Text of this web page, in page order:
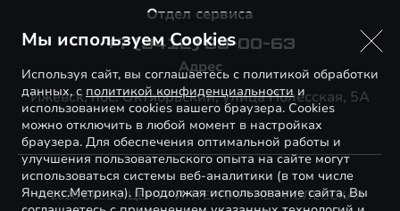
Отдел сервиса
+7 (3412) 63-00-63
Адрес
Ижевск, пос. Октябрьский, улица Полесская, 5А
© 2026 EXEED ЦЕНТР ИНТЕРПАРТНЕР ПОЛЕССКАЯ
Мы используем Cookies
Используя сайт, вы соглашаетесь с политикой обработки
данных, с политикой конфиденциальностии
использованием cookies вашего браузера. Cookies
можно отключить в любой момент в настройках
браузера. Для обеспечения оптимальной работы и
улучшения пользовательского опыта на сайте могут
использоваться системы веб-аналитики (в том числе
Яндекс.Метрика). Продолжая использование сайта, Вы